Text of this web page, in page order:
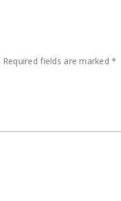
Required fields are marked*